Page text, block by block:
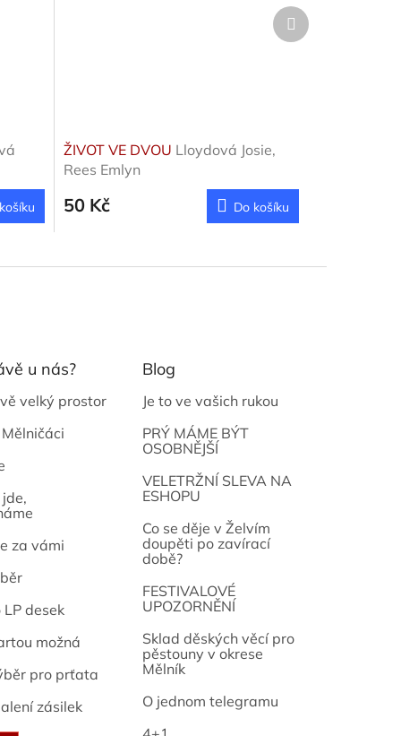
ŽIVOT VE DVOU Lloydová Josie,
Rees Emlyn
50 Kč Do košíku
Další
produkt
u nás?
velký prostor
za vámi
desek
možná
pro prťata
zásilek
Blog
Je to ve vašich rukou
PRÝ MÁME BÝT
OSOBNĚJŠÍ
VELETRŽNÍ SLEVA NA
ESHOPU
Co se děje v Želvím
doupěti po zavírací
době?
FESTIVALOVÉ
UPOZORNĚNÍ
Sklad děských věcí pro
pěstouny v okrese
Mělník
O jednom telegramu